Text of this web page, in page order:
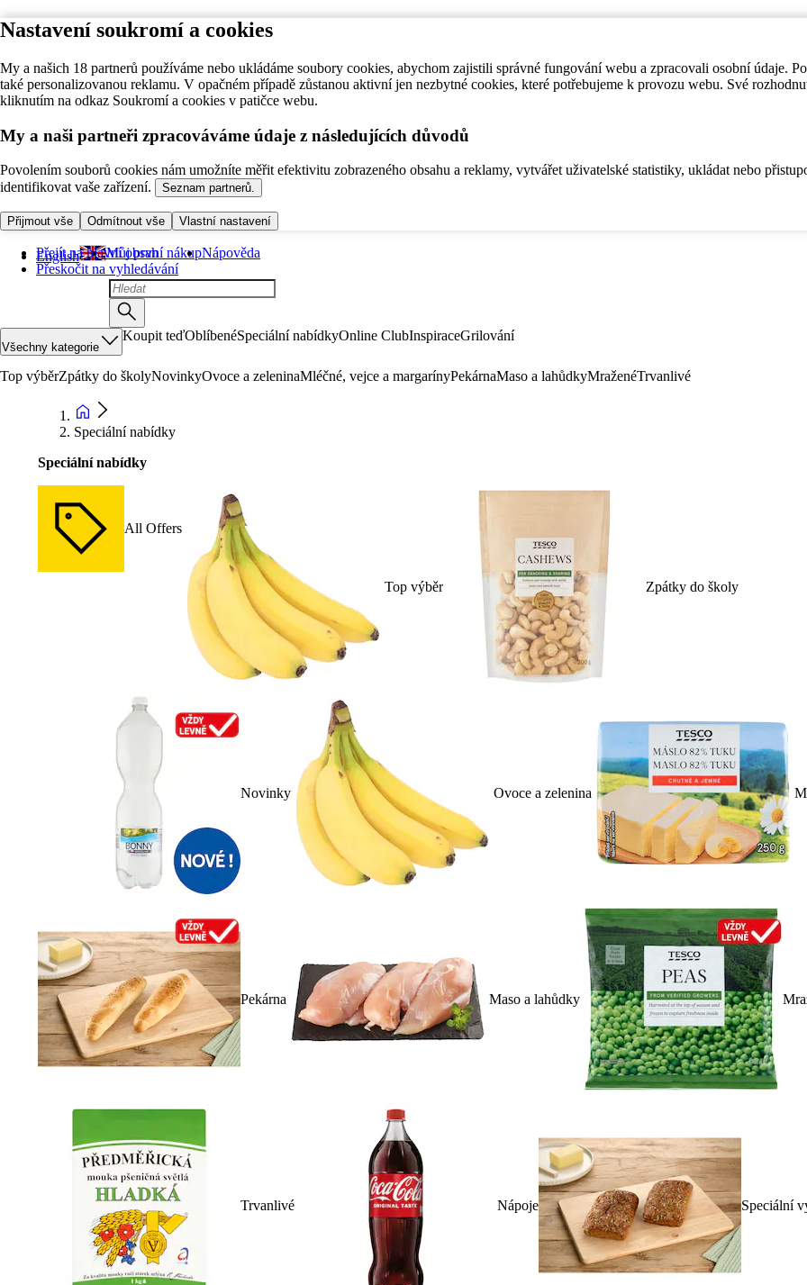
Nastavení soukromí a cookies
My a našich 18 partnerů používáme nebo ukládáme soubory cookies, abychom zajistili správné fungování webu a zpracovali osobní údaje.
také personalizovanou reklamu. V opačném případě zůstanou aktivní jen nezbytné cookies, které potřebujeme k provozu webu. Své
kliknutím na odkaz Soukromí a cookies v patičce webu.
My a naši partneři zpracováváme údaje z následujících důvodů
Povolením souborů cookies nám umožníte měřit efektivitu zobrazeného obsahu a reklamy, vytvářet uživatelské statistiky, ukládat nebo
identifikovat vaše zařízení.
Seznam partnerů.
Přijmout vše Odmítnout vše Vlastní nastavení
Přejít na hlavní obsah
Přeskočit na vyhledávání
English Můj první nákupNápověda
Všechny kategorie
Koupit teďOblíbenéSpeciální nabídkyOnline ClubInspiraceGrilování
Top výběrZpátky do školyNovinkyOvoce a zeleninaMléčné, vejce a margarínyPekárnaMaso a lahůdkyMraženéTrvanlivé
Speciální nabídky
Speciální nabídky
All Offers
Top výběr Zpátky do školy
Novinky Ovoce a zelenina
Pekárna Maso a lahůdky
Trvanlivé Nápoje Speciální